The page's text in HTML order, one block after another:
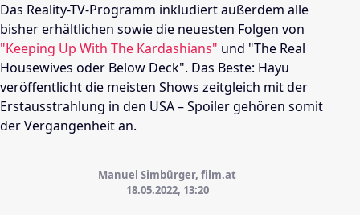
Das Reality-TV-Programm inkludiert außerdem alle
bisher erhältlichen sowie die neuesten Folgen von
"Keeping Up With The Kardashians" und "The Real
Housewives oder Below Deck". Das Beste: Hayu
veröffentlicht die meisten Shows zeitgleich mit der
Erstausstrahlung in den USA – Spoiler gehören somit
der Vergangenheit an.
Manuel Simbürger, film.at
18.05.2022, 13:20